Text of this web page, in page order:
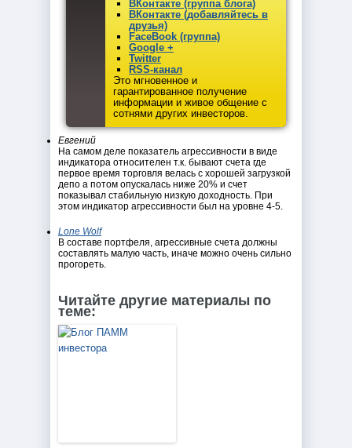
ВКонтакте (группа блога)
ВКонтакте (добавляйтесь в
друзья)
FaceBook (группа)
Google +
Twitter
RSS-канал
Это мгновенное и
гарантированное получение
информации и живое общение с
сотнями других инвесторов.
Евгений
На самом деле показатель агрессивности в виде
индикатора относителен т.к. бывают счета где
первое время торговля велась с хорошей загрузкой
депо а потом опускалась ниже 20% и счет
показывал стабильную низкую доходность. При
этом индикатор агрессивности был на уровне 4-5.
Lone Wolf
В составе портфеля, агрессивные счета должны
составлять малую часть, иначе можно очень сильно
прогореть.
Читайте другие материалы по
теме: